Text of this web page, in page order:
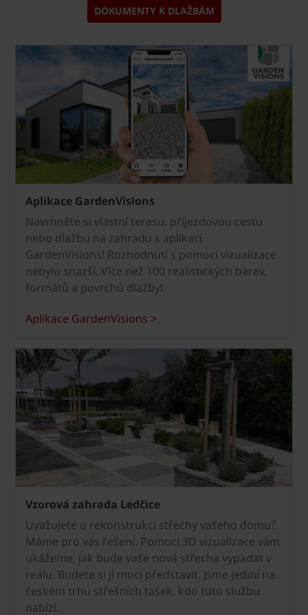
DOKUMENTY K DLAŽBÁM
Aplikace GardenVisions
Navrhněte si vlastní terasu, příjezdovou cestu
nebo dlažbu na zahradu s aplikací
GardenVisions! Rozhodnutí s pomocí vizualizace
nebylo snazší. Více než 100 realistických barev,
formátů a povrchů dlažby!
Aplikace GardenVisions >
Vzorová zahrada Ledčice
Uvažujete o rekonstrukci střechy vašeho domu?
Máme pro vás řešení. Pomocí 3D vizualizace vám
ukážeme, jak bude vaše nová střecha vypadat v
reálu. Budete si ji moci představit. Jsme jediní na
českém trhu střešních tašek, kdo tuto službu
nabízí.